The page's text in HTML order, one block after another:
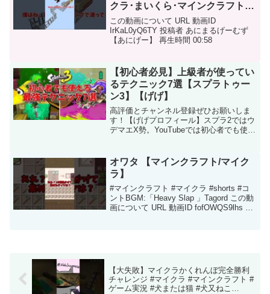
クラ･まいくら･マインクラフト･
Minecraft】#マインクラフト #マ
イクラ #あにげー #Minecraft
#tick使用
この動画について URL 動画ID
IrKaL0yQ6TY 投稿者 あにまるげーむず
【あにげー】 再生時間 00:58
【初心者必見】上級者が使ってい
るテクニック7選【スプラトゥー
ン3】【げげ】
高評価とチャンネル登録ぜひお願いしま
す！【げげプロフィール】スプラ2ではウ
デマエX勢。YouTubeでは初心者でも使え
【Twitter】＃スプラトゥーン3＃スプラ
3#...
オワタ 【マインクラフト/マイク
ラ】
#マインクラフト #マイクラ #shorts #コ
ントBGM:「Heavy Slap 」Tagord この動
画について URL 動画ID fofOWQS9lhs 投
【大失敗】マイクラかくれんぼ完全勝利
チャレンジ #マイクラ #マインクラフト #
ゲーム実況 #犬または猫 #犬又ねこ